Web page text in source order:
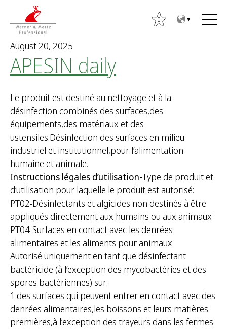
0
S
e
a
r
c
h
f
o
r
:
August 20, 2025
APESIN daily
Le produit est destiné au nettoyage et à la
désinfection combinés des surfaces,des
équipements,des matériaux et des
ustensiles.Désinfection des surfaces en milieu
industriel et institutionnel,pour l’alimentation
humaine et animale.
Instructions légales d’utilisation-Type de produit et
d’utilisation pour laquelle le produit est autorisé:
PT02-Désinfectants et algicides non destinés à être
appliqués directement aux humains ou aux animaux
PT04-Surfaces en contact avec les denrées
alimentaires et les aliments pour animaux
Autorisé uniquement en tant que désinfectant
bactéricide (à l’exception des mycobactéries et des
spores bactériennes) sur:
1.des surfaces qui peuvent entrer en contact avec des
denrées alimentaires,les boissons et leurs matières
premières,à l’exception des trayeurs dans les fermes